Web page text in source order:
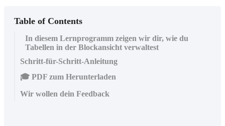
Table of Contents
In diesem Lernprogramm zeigen wir dir, wie du
Tabellen in der Blockansicht verwaltest
Schritt-für-Schritt-Anleitung
🎓 PDF zum Herunterladen
Wir wollen dein Feedback